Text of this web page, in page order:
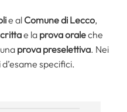
e al Comune di Lecco,
e la prova oraleche
prova preselettiva. Nei
specifici.